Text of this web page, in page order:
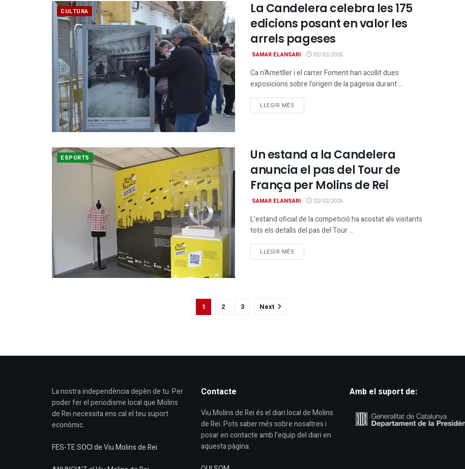
CULTURA
La Candelera celebra les 175
edicions posant en valor les
arrels pageses
SAMAR ELANSARI 02/02/2026
Ca n'Ametller i el carrer Foment han acollit dues
exposicions sobre l'origen de la pagesia durant ...
LLEGIR MÉS
ESPORTS
Un estand a la Candelera
anuncia el pas del Tour de
França per Molins de Rei
SAMAR ELANSARI 02/02/2026
L’estand oficial de la competició ha acostat als visitants
tots els detalls del pas del Tour ...
LLEGIR MÉS
1 2 3 Next
La nostra independència depèn de tu. Per
poder fer el periodisme local que Molins
de Rei necessita ens cal el teu suport
econòmic.
FES-TE SOCI de Viu Molins de Rei
Contacte
Viu Molins de Rei és el diari local de Molins
de Rei. Pots saber més sobre nosaltres i
posar en contacte amb l'equip del diari en
aquesta pàgina:
Amb el suport de: